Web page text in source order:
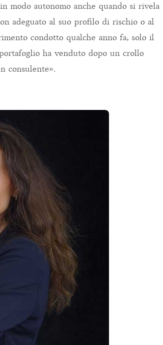
modo autonomo anche quando si rivela
adeguato al suo profilo di rischio o al
condotto qualche anno fa, solo il
ha venduto dopo un crollo
consulente».